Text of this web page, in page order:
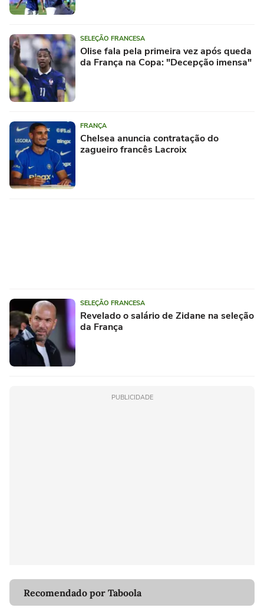
SELEÇÃO FRANCESA
Olise fala pela primeira vez após queda
da França na Copa: "Decepção imensa"
FRANÇA
Chelsea anuncia contratação do
zagueiro francês Lacroix
SELEÇÃO FRANCESA
Revelado o salário de Zidane na seleção
da França
PUBLICIDADE
Recomendado por Taboola